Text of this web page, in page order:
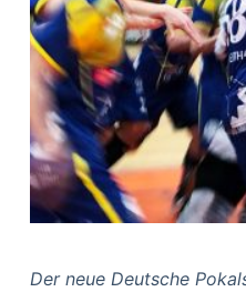
Der neue Deutsche